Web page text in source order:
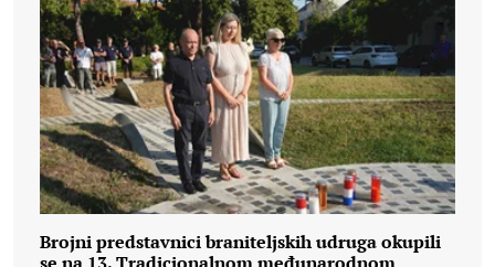
Brojni predstavnici braniteljskih udruga okupili